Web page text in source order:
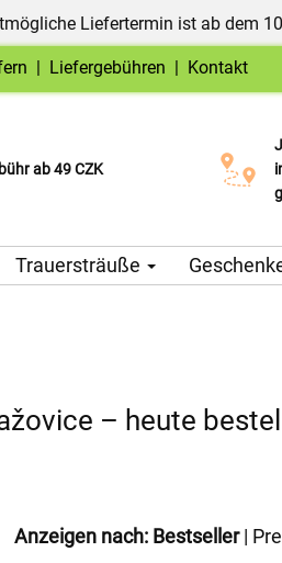
Liefertermin ist ab dem
| Liefergebühren | Kontakt
ab 49 CZK
Ihr Lieferdatum
Trauersträuße
– heute
Anzeigen nach: Bestseller|